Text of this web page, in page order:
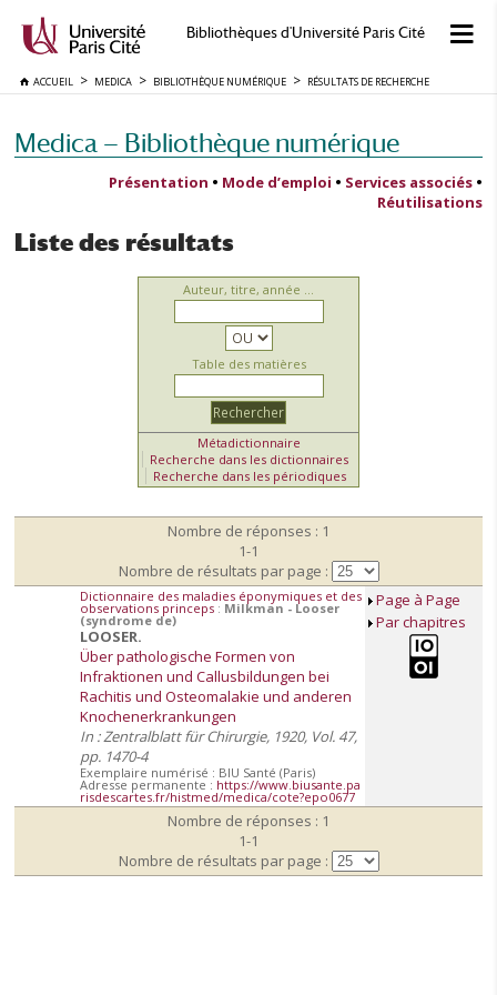
Bibliothèques d'Université Paris Cité
ACCUEIL MEDICA BIBLIOTHÈQUE NUMÉRIQUE RÉSULTATS DE RECHERCHE
Medica — Bibliothèque numérique
Présentation • Mode d’emploi • Services associés •
Réutilisations
Liste des résultats
Auteur, titre, année ...
Table des matières
Métadictionnaire
Recherche dans les dictionnaires
Recherche dans les périodiques
Nombre de réponses : 1
1-1
Nombre de résultats par page :
Dictionnaire des maladies éponymiques et des
observations princeps : Milkman - Looser
(syndrome de)
LOOSER.
Über pathologische Formen von
Infraktionen und Callusbildungen bei
Rachitis und Osteomalakie und anderen
Knochenerkrankungen
In : Zentralblatt für Chirurgie, 1920, Vol. 47,
pp. 1470-4
Exemplaire numérisé : BIU Santé (Paris)
Adresse permanente : https://www.biusante.pa
risdescartes.fr/histmed/medica/cote?epo0677
Page à Page
Par chapitres
Nombre de réponses : 1
1-1
Nombre de résultats par page :